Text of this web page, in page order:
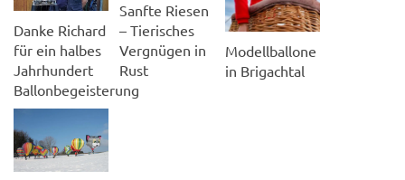
Danke Richard
für ein halbes
Jahrhundert
Ballonbegeisterung
Sanfte Riesen
– Tierisches
Vergnügen in
Rust
Modellballone
in Brigachtal